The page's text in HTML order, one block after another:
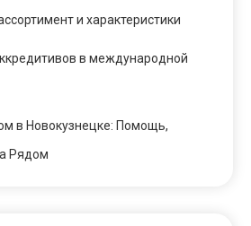
и характеристики
в международной
в Новокузнецке: Помощь,
Рядом